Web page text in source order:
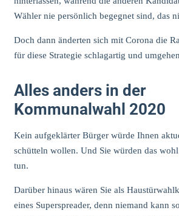
Wähler nie persönlich begegnet sind, das
Doch dann änderten sich mit Corona die
für diese Strategie schlagartig und
Alles anders in der
Kommunalwahl 2020
Kein aufgeklärter Bürger würde Ihnen
schütteln wollen. Und Sie würden das
tun.
Darüber hinaus wären Sie als
eines Superspreader, denn niemand kann